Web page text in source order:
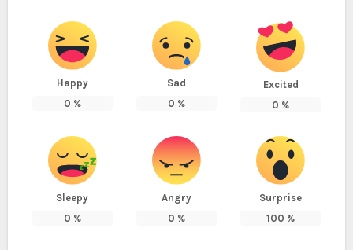
Happy
0 %
Sad
0 %
Excited
0 %
Sleepy
0 %
Angry
0 %
Surprise
100 %